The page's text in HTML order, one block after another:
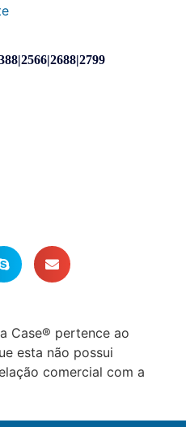
Case® pertence ao
esta não possui
comercial com a